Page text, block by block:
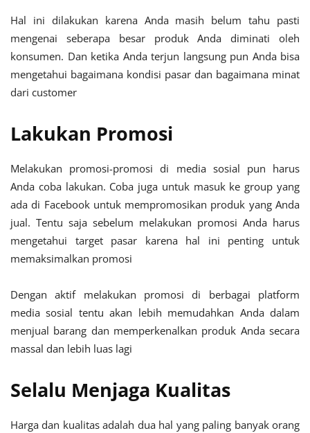
Hal ini dilakukan karena Anda masih belum tahu pasti
mengenai seberapa besar produk Anda diminati oleh
konsumen. Dan ketika Anda terjun langsung pun Anda bisa
mengetahui bagaimana kondisi pasar dan bagaimana minat
dari customer
Lakukan Promosi
Melakukan promosi-promosi di media sosial pun harus
Anda coba lakukan. Coba juga untuk masuk ke group yang
ada di Facebook untuk mempromosikan produk yang Anda
jual. Tentu saja sebelum melakukan promosi Anda harus
mengetahui target pasar karena hal ini penting untuk
memaksimalkan promosi
Dengan aktif melakukan promosi di berbagai platform
media sosial tentu akan lebih memudahkan Anda dalam
menjual barang dan memperkenalkan produk Anda secara
massal dan lebih luas lagi
Selalu Menjaga Kualitas
Harga dan kualitas adalah dua hal yang paling banyak orang